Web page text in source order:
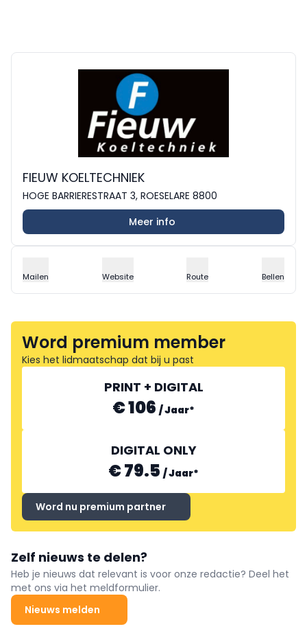
FIEUW KOELTECHNIEK
HOGE BARRIERESTRAAT 3, ROESELARE 8800
Meer info
Mailen Website Route Bellen
Word premium member
Kies het lidmaatschap dat bij u past
PRINT + DIGITAL
€ 106 /Jaar*
DIGITAL ONLY
€ 79.5 /Jaar*
Word nu premium partner
Zelf nieuws te delen?
Heb je nieuws dat relevant is voor onze redactie? Deel het
met ons via het meldformulier.
Nieuws melden